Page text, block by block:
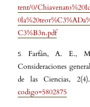
tent/0/
C3%B3n.pdf
Farfán, A. E.,
Consideraciones
de las Ciencias,
codigo=5802875